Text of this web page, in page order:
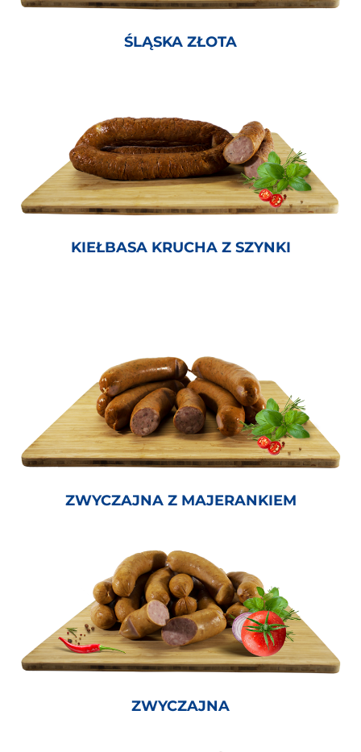
ŚLĄSKA ZŁOTA
KIEŁBASA KRUCHA Z SZYNKI
ZWYCZAJNA Z MAJERANKIEM
ZWYCZAJNA